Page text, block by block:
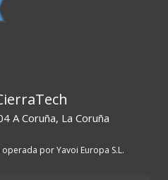
A Coruña, La Coruña
por Yavoi Europa S.L.